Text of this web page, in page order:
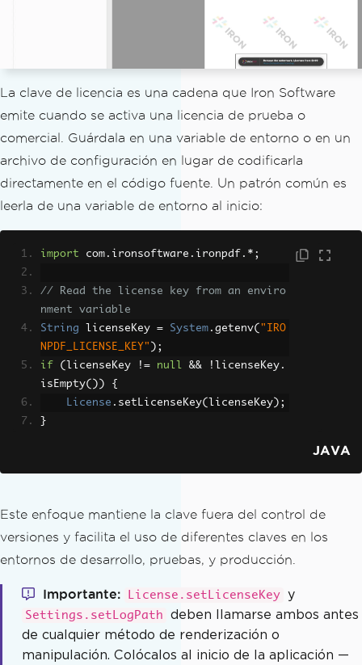
La clave de licencia es una cadena que Iron Software
emite cuando se activa una licencia de prueba o
comercial. Guárdala en una variable de entorno o en un
archivo de configuración en lugar de codificarla
directamente en el código fuente. Un patrón común es
leerla de una variable de entorno al inicio:
import com . ironsoftware . ironpdf .*;
// Read the license key from an enviro
nment variable
String licenseKey = System . getenv( "IRO
NPDF_LICENSE_KEY" );
if
( licenseKey != null && ! licenseKey .
isEmpty())
{
License . setLicenseKey( licenseKey );
}
JAVA
Este enfoque mantiene la clave fuera del control de
versiones y facilita el uso de diferentes claves en los
entornos de desarrollo, pruebas, y producción.
Importante License.setLicenseKey y
Settings.setLogPath
deben llamarse ambos antes
de cualquier método de renderización o
manipulación. Colócalos al inicio de la aplicación —